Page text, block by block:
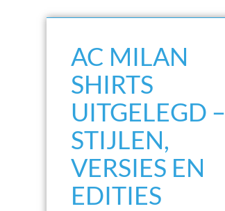
inhoudAC MILAN
SHIRTS
UITGELEGD –
STIJLEN,
VERSIES EN
EDITIES